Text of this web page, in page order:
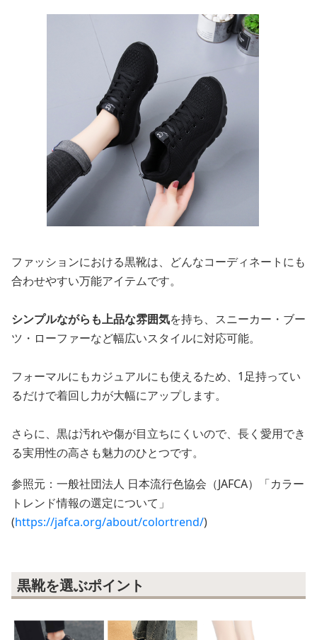
ファッションにおける黒靴は、どんなコーディネートにも
合わせやすい万能アイテムです。
シンプルながらも上品な雰囲気を持ち、スニーカー・ブー
ツ・ローファーなど幅広いスタイルに対応可能。
フォーマルにもカジュアルにも使えるため、1足持ってい
るだけで着回し力が大幅にアップします。
さらに、黒は汚れや傷が目立ちにくいので、長く愛用でき
る実用性の高さも魅力のひとつです。
参照元：一般社団法人 日本流行色協会（JAFCA）「カラー
トレンド情報の選定について」
(https://jafca.org/about/colortrend/)
黒靴を選ぶポイント